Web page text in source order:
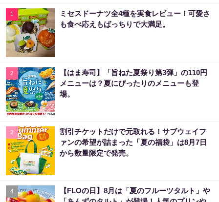
1
ミセスドーナツ全4種を実食レビュー！可愛さ
も食べ応えもばっちりで大満足。
2
【はま寿司】「旨ねた夏祭り第3弾」の110円
メニューは？夏にぴったりのメニューも登
場。
3
割引チケットだけで元取れる！サブウェイフ
ァンの希望が詰まった「夏の福袋」は8月7日
から数量限定で発売。
4
【FLOの日】8月は「夏のフルーツタルト」や